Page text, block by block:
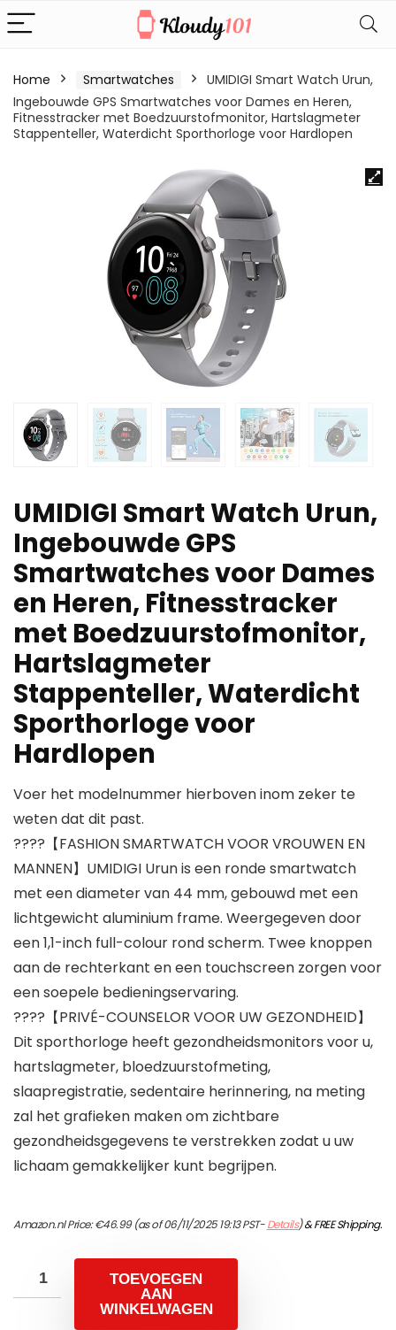
Home Smartwatches
UMIDIGI Smart Watch Urun,
Ingebouwde GPS Smartwatches voor Dames en Heren,
Fitnesstracker met Boedzuurstofmonitor, Hartslagmeter
Stappenteller, Waterdicht Sporthorloge voor Hardlopen
UMIDIGI Smart Watch Urun,
Ingebouwde GPS
Smartwatches voor Dames
en Heren, Fitnesstracker
met Boedzuurstofmonitor,
Hartslagmeter
Stappenteller, Waterdicht
Sporthorloge voor
Hardlopen
Voer het modelnummer hierboven inom zeker te
weten dat dit past.
????【FASHION SMARTWATCH VOOR VROUWEN EN
MANNEN】UMIDIGI Urun is een ronde smartwatch
met een diameter van 44 mm, gebouwd met een
lichtgewicht aluminium frame. Weergegeven door
een 1,1-inch full-colour rond scherm. Twee knoppen
aan de rechterkant en een touchscreen zorgen voor
een soepele bedieningservaring.
????【PRIVÉ-COUNSELOR VOOR UW GEZONDHEID】
Dit sporthorloge heeft gezondheidsmonitors voor u,
hartslagmeter, bloedzuurstofmeting,
slaapregistratie, sedentaire herinnering, na meting
zal het grafieken maken om zichtbare
gezondheidsgegevens te verstrekken zodat u uw
lichaam gemakkelijker kunt begrijpen.
Amazon.nl Price:€46.99(as of 06/11/2025 19:13 PST-Details)&FREE Shipping.
TOEVOEGEN
AAN
WINKELWAGEN